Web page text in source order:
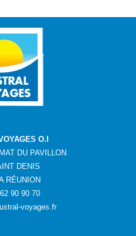
O.I
DU PAVILLON
DENIS
RÉUNION
90 90 70
voyages.fr